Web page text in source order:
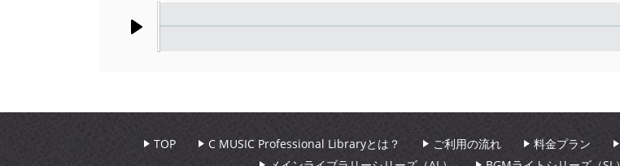
TOP C MUSIC Professional Libraryとは？ ご利用の流れ 料金プラン